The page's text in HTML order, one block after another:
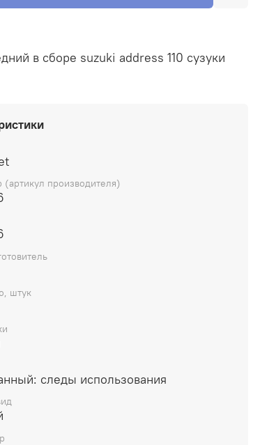
в сборе suzuki address 110 сузуки
производителя)
штук
следы использования